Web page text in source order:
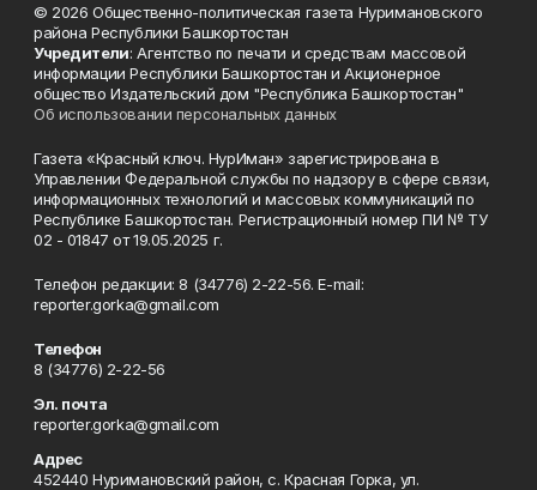
© 2026 Общественно-политическая газета Нуримановского
района Республики Башкортостан
Учредители: Агентство по печати и средствам массовой
информации Республики Башкортостан и Акционерное
общество Издательский дом "Республика Башкортостан"
Об использовании персональных данных
Газета «Красный ключ. НурИман» зарегистрирована в
Управлении Федеральной службы по надзору в сфере связи,
информационных технологий и массовых коммуникаций по
Республике Башкортостан. Регистрационный номер ПИ № ТУ
02 - 01847 от 19.05.2025 г.
Телефон редакции: 8 (34776) 2-22-56. E-mail:
reporter.gorka@gmail.com
Телефон
8 (34776) 2-22-56
Эл. почта
reporter.gorka@gmail.com
Адрес
452440 Нуримановский район, с. Красная Горка, ул.